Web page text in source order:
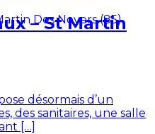
– St Martin
désormais d’un
des sanitaires, une salle
[…]